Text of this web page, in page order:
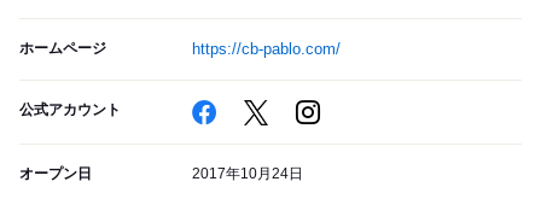
ホームページ https://cb-pablo.com/
公式アカウント
オープン日 2017年10月24日